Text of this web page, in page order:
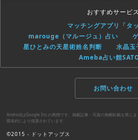
おすすめサービス
マッチングアプリ「タ
marouge（マルージュ）占い
星ひとみの天星術姓名判断
水晶玉
Ameba占い館
お問い合わせ
AndroidはGoogle Inc.の商標です。掲載記事・写真の無断転載を禁じ
際条約により保護されています。
©2015 - ドットアップス